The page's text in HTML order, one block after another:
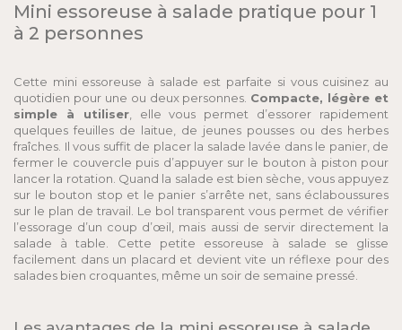
Mini essoreuse à salade pratique pour 1
à 2 personnes
Cette mini essoreuse à salade est parfaite si vous cuisinez au
quotidien pour une ou deux personnes. Compacte, légère et
simple à utiliser, elle vous permet d’essorer rapidement
quelques feuilles de laitue, de jeunes pousses ou des herbes
fraîches. Il vous suffit de placer la salade lavée dans le panier, de
fermer le couvercle puis d’appuyer sur le bouton à piston pour
lancer la rotation. Quand la salade est bien sèche, vous appuyez
sur le bouton stop et le panier s’arrête net, sans éclaboussures
sur le plan de travail. Le bol transparent vous permet de vérifier
l’essorage d’un coup d’œil, mais aussi de servir directement la
salade à table. Cette petite essoreuse à salade se glisse
facilement dans un placard et devient vite un réflexe pour des
salades bien croquantes, même un soir de semaine pressé.